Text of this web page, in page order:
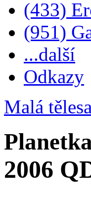
(433)
(951)
...další
Odkazy
Malá tělesa
2006